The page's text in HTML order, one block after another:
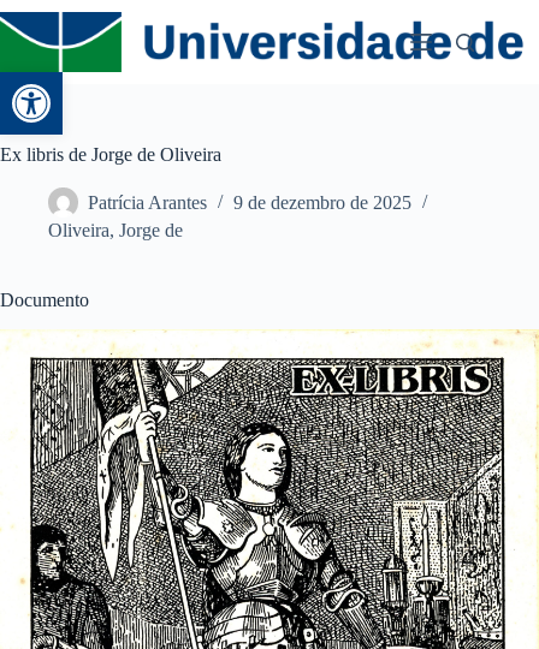
Abrir a barra de ferramentas
Ex libris de Jorge de Oliveira
Patrícia Arantes
9 de dezembro de 2025
Oliveira, Jorge de
Documento